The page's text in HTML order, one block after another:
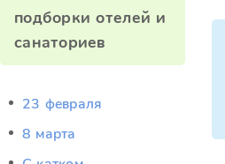
подборки отелей и
санаториев
23 февраля
8 марта